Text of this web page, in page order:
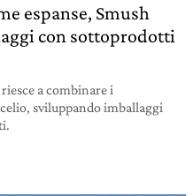
espanse, Smush
con sottoprodotti
a combinare i
sviluppando imballaggi